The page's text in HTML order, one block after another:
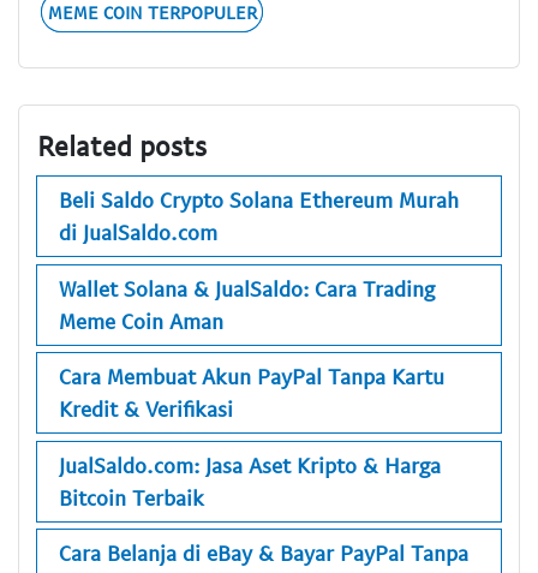
MEME COIN TERPOPULER
Related posts
Beli Saldo Crypto Solana Ethereum Murah
di JualSaldo.com
Wallet Solana & JualSaldo: Cara Trading
Meme Coin Aman
Cara Membuat Akun PayPal Tanpa Kartu
Kredit & Verifikasi
JualSaldo.com: Jasa Aset Kripto & Harga
Bitcoin Terbaik
Cara Belanja di eBay & Bayar PayPal Tanpa